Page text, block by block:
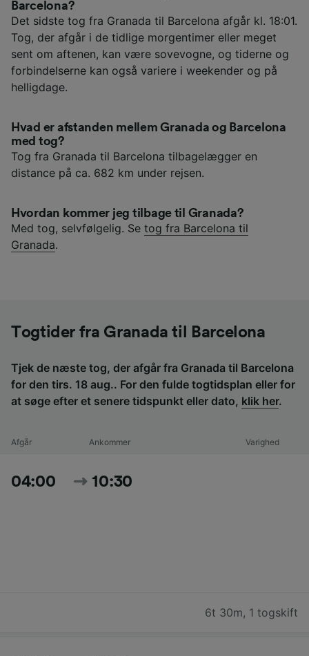
Barcelona?
Det sidste tog fra Granada til Barcelona afgår kl. 18:01.
Tog, der afgår i de tidlige morgentimer eller meget
sent om aftenen, kan være sovevogne, og tiderne og
forbindelserne kan også variere i weekender og på
helligdage.
Hvad er afstanden mellem Granada og Barcelona
med tog?
Tog fra Granada til Barcelona tilbagelægger en
distance på ca. 682 km under rejsen.
Hvordan kommer jeg tilbage til Granada?
Med tog, selvfølgelig. Se tog fra Barcelona til
Granada.
Togtider fra Granada til Barcelona
Tjek de næste tog, der afgår fra Granada til Barcelona
for den tirs. 18 aug.. For den fulde togtidsplan eller for
at søge efter et senere tidspunkt eller dato, klik her.
Afgår Ankommer Varighed
04:00 10:30
6t 30m, 1 togskift